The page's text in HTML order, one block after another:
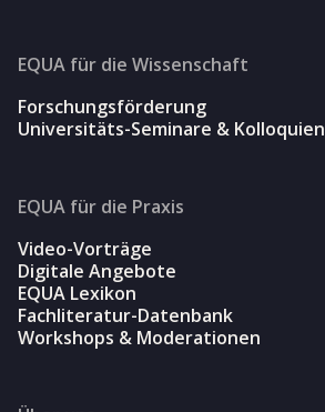
EQUA für die Wissenschaft
Forschungsförderung
Universitäts-Seminare & Kolloquien
EQUA für die Praxis
Video-Vorträge
Digitale Angebote
EQUA Lexikon
Fachliteratur-Datenbank
Workshops & Moderationen